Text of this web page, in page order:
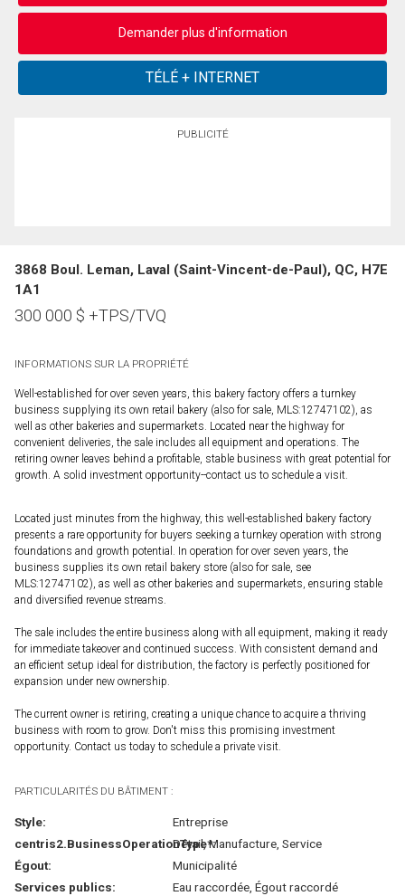
Demander plus d'information
PUBLICITÉ
3868 Boul. Leman, Laval (Saint-Vincent-de-Paul), QC, H7E
1A1
300 000 $ +TPS/TVQ
INFORMATIONS SUR LA PROPRIÉTÉ
Well-established for over seven years, this bakery factory offers a turnkey
business supplying its own retail bakery (also for sale, MLS:12747102), as
well as other bakeries and supermarkets. Located near the highway for
convenient deliveries, the sale includes all equipment and operations. The
retiring owner leaves behind a profitable, stable business with great potential for
growth. A solid investment opportunity--contact us to schedule a visit.
Located just minutes from the highway, this well-established bakery factory
presents a rare opportunity for buyers seeking a turnkey operation with strong
foundations and growth potential. In operation for over seven years, the
business supplies its own retail bakery store (also for sale, see
MLS:12747102), as well as other bakeries and supermarkets, ensuring stable
and diversified revenue streams.
The sale includes the entire business along with all equipment, making it ready
for immediate takeover and continued success. With consistent demand and
an efficient setup ideal for distribution, the factory is perfectly positioned for
expansion under new ownership.
The current owner is retiring, creating a unique chance to acquire a thriving
business with room to grow. Don't miss this promising investment
opportunity. Contact us today to schedule a private visit.
PARTICULARITÉS DU BÂTIMENT :
Style:
Entreprise
centris2.BusinessOperationType*:Détail, Manufacture, Service
Égout:
Municipalité
Services publics:
Eau raccordée, Égout raccordé